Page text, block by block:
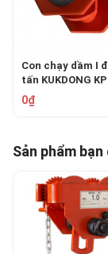
Con chạy dầm I
tấn KUKDONG
0₫
Sản phẩm